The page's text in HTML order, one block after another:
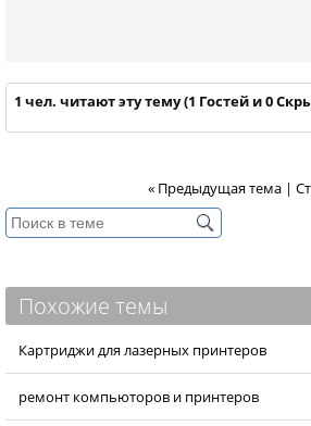
1 чел. читают эту тему (1 Гостей и 0
« Предыдущая тема |
Похожие темы
Картриджи для лазерных принтеров
ремонт компьюторов и принтеров